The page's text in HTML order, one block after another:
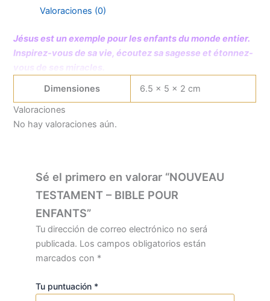
Valoraciones (0)
Jésus est un exemple pour les enfants du monde entier.
Inspirez-vous de sa vie, écoutez sa sagesse et étonnez-
vous de ses miracles.
Dimensiones
6.5 × 5 × 2 cm
Valoraciones
No hay valoraciones aún.
Sé el primero en valorar “NOUVEAU
TESTAMENT – BIBLE POUR
ENFANTS”
Tu dirección de correo electrónico no será
publicada. Los campos obligatorios están
marcados con *
Tu puntuación *